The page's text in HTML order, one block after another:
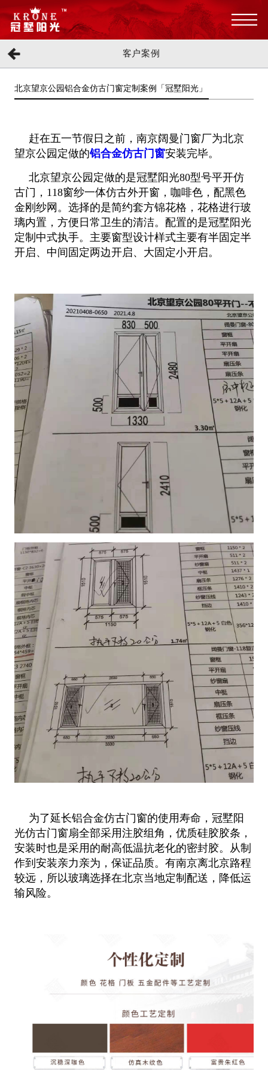
客户案例
北京望京公园铝合金仿古门窗定制案例「冠墅阳光」
赶在五一节假日之前，南京阔曼门窗厂为北京
望京公园定做的铝合金仿古门窗安装完毕。
北京望京公园定做的是冠墅阳光80型号平开仿
古门，118窗纱一体仿古外开窗，咖啡色，配黑色
金刚纱网。选择的是简约套方锦花格， 花格进行玻
璃内置，方便日常卫生的清洁。配置的是冠墅阳光
定制中式执手。主要窗型设计样式主要有半固定半
开启、中间固定两边开启、大固定小开启。
为了延长铝合金仿古门窗的使用寿命，冠墅阳
光仿古门窗扇全部采用注胶组角，优质硅胶胶条，
安装时也是采用的耐高低温抗老化的密封胶。从制
作到安装亲力亲为，保证品质。有南京离北京路程
较远，所以玻璃选择在北京当地定制配送，降低运
输风险。